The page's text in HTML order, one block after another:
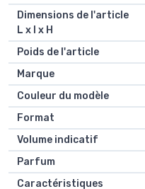
Dimensions de l'article
L x l x H
Poids de l'article
Marque
Couleur du modèle
Format
Volume indicatif
Parfum
Caractéristiques